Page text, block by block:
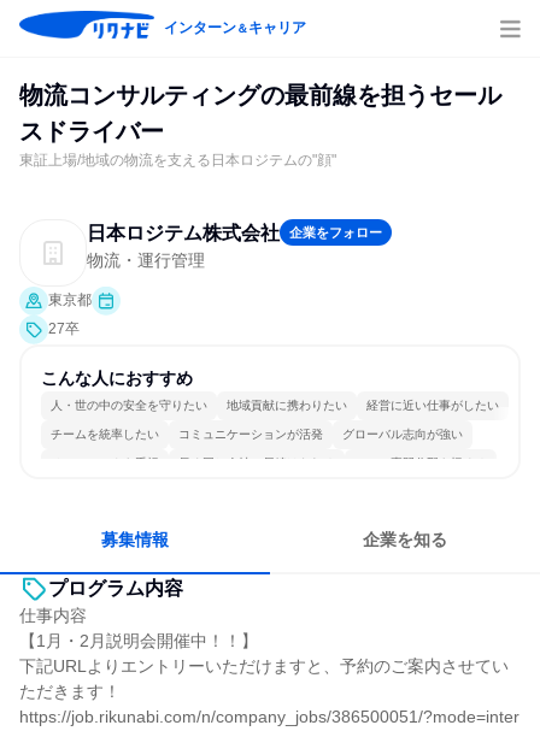
インターン＆キャリア
物流コンサルティングの最前線を担うセール
スドライバー
東証上場/地域の物流を支える日本ロジテムの"顔"
日本ロジテム株式会社 企業をフォロー
物流・運行管理
東京都
27卒
こんな人におすすめ
人・世の中の安全を守りたい 地域貢献に携わりたい 経営に近い仕事がしたい
チームを統率したい コミュニケーションが活発 グローバル志向が強い
チームワークを重視 長く同じ会社に居続けられる 一つの専門分野を極める
募集情報 企業を知る
プログラム内容
仕事内容
【1月・2月説明会開催中！！】
下記URLよりエントリーいただけますと、予約のご案内させてい
ただきます！
https://job.rikunabi.com/n/company_jobs/386500051/?mode=inter